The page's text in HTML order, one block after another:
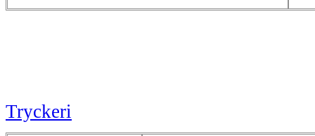
Tryckeri